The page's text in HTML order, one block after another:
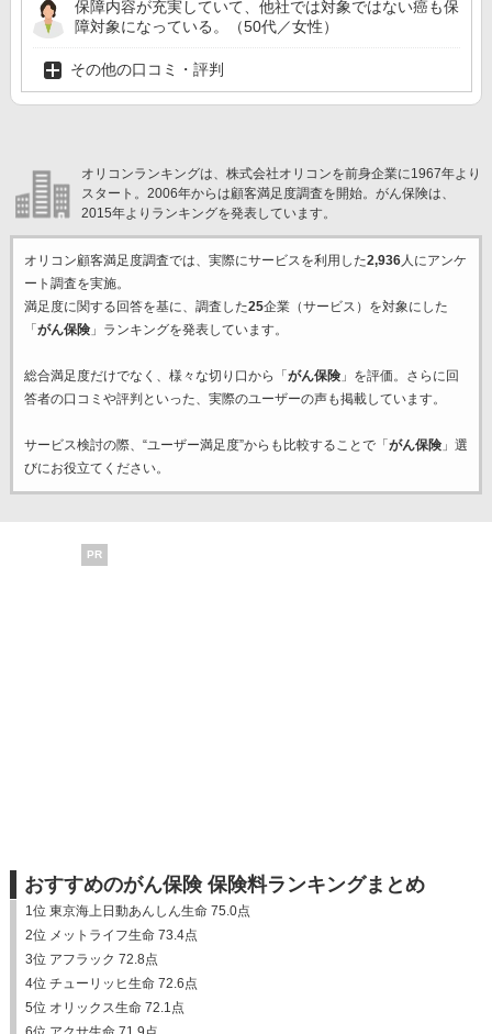
保障内容が充実していて、他社では対象ではない癌も保
障対象になっている。（50代／女性）
その他の口コミ・評判
オリコンランキングは、株式会社オリコンを前身企業に1967年より
スタート。2006年からは顧客満足度調査を開始。がん保険は、
2015年よりランキングを発表しています。
オリコン顧客満足度調査では、実際にサービスを利用した2,936人にアンケ
ート調査を実施。
満足度に関する回答を基に、調査した25企業（サービス）を対象にした
「 がん保険」ランキングを発表しています。
総合満足度だけでなく、様々な切り口から「 がん保険」を評価。さらに回
答者の口コミや評判といった、実際のユーザーの声も掲載しています。
サービス検討の際、“ユーザー満足度”からも比較することで「 がん保険」選
びにお役立てください。
PR
おすすめのがん保険 保険料ランキングまとめ
1位 東京海上日動あんしん生命 75.0点
2位 メットライフ生命 73.4点
3位 アフラック 72.8点
4位 チューリッヒ生命 72.6点
5位 オリックス生命 72.1点